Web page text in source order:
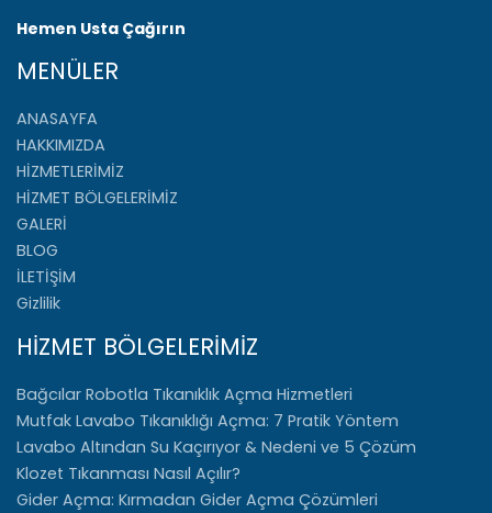
Hemen Usta Çağırın
MENÜLER
ANASAYFA
HAKKIMIZDA
HİZMETLERİMİZ
HİZMET BÖLGELERİMİZ
GALERİ
BLOG
İLETİŞİM
Gizlilik
HİZMET BÖLGELERİMİZ
Bağcılar Robotla Tıkanıklık Açma Hizmetleri
Mutfak Lavabo Tıkanıklığı Açma: 7 Pratik Yöntem
Lavabo Altından Su Kaçırıyor & Nedeni ve 5 Çözüm
Klozet Tıkanması Nasıl Açılır?
Gider Açma: Kırmadan Gider Açma Çözümleri